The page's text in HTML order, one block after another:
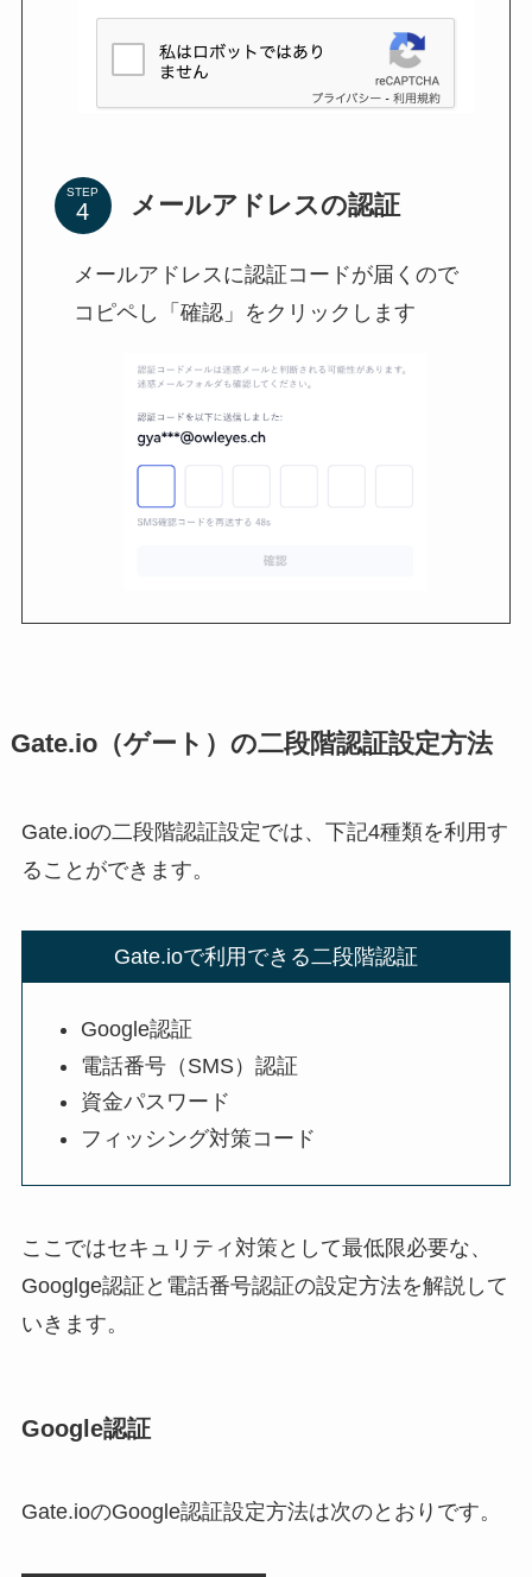
STEP メールアドレスの認証
メールアドレスに認証コードが届くので
コピペし「確認」をクリックします
Gate.io（ゲート）の二段階認証設定方法
Gate.ioの二段階認証設定では、下記4種類を利用す
ることができます。
Gate.ioで利用できる二段階認証
Google認証
電話番号（SMS）認証
資金パスワード
フィッシング対策コード
ここではセキュリティ対策として最低限必要な、
Googlge認証と電話番号認証の設定方法を解説して
いきます。
Google認証
Gate.ioのGoogle認証設定方法は次のとおりです。